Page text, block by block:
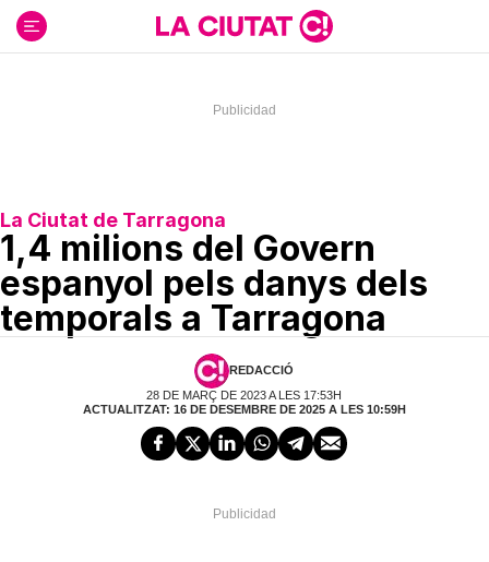
contenido
La Ciutat de Tarragona
1,4 milions del Govern
espanyol pels danys dels
temporals a Tarragona
REDACCIÓ
28 DE MARÇ DE 2023 A LES 17:53H
ACTUALITZAT: 16 DE DESEMBRE DE 2025 A LES 10:59H